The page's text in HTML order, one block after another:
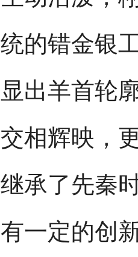
统的错金银
显出羊首轮
交相辉映，
继承了先秦
有一定的创